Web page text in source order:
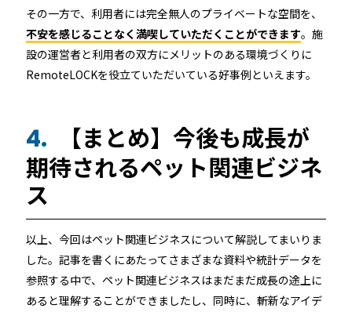
その一方で、利用者には完全無人のプライベートな空間を、
不安を感じることなく満喫していただくことができます。施
設の運営者と利用者の双方にメリットのある環境づくりに
RemoteLOCKを役立ていただいている好事例といえます。
4.
【まとめ】今後も成長が
期待されるペット関連ビジネ
ス
以上、今回はペット関連ビジネスについて解説してまいりま
した。記事を書くにあたってさまざまな資料や統計データを
参照する中で、ペット関連ビジネスはまだまだ成長の途上に
あると理解することができましたし、同時に、斬新なアイデ